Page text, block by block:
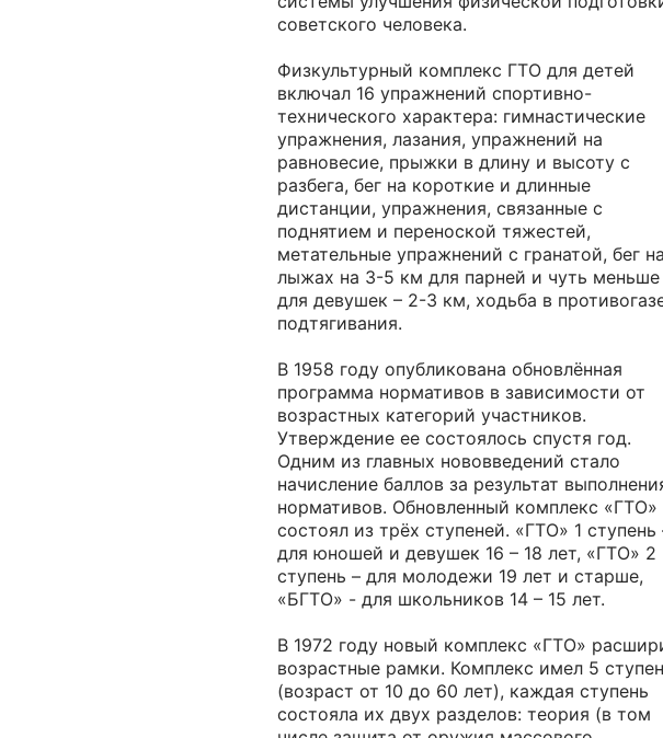
советского человека.
Физкультурный комплекс ГТО для детей
включал 16 упражнений спортивно-
технического характера: гимнастические
упражнения, лазания, упражнений на
равновесие, прыжки в длину и высоту с
разбега, бег на короткие и длинные
дистанции, упражнения, связанные с
поднятием и переноской тяжестей,
метательные упражнений с гранатой, бег на
лыжах на 3-5 км для парней и чуть меньше
для девушек – 2-3 км, ходьба в
подтягивания.
В 1958 году опубликована обновлённая
программа нормативов в зависимости от
возрастных категорий участников.
Утверждение ее состоялось спустя год.
Одним из главных нововведений стало
начисление баллов за результат
нормативов. Обновленный комплекс «ГТО»
состоял из трёх ступеней. «ГТО» 1 ступень
для юношей и девушек 16 – 18 лет, «ГТО» 2
ступень – для молодежи 19 лет и старше,
«БГТО» - для школьников 14 – 15 лет.
В 1972 году новый комплекс «ГТО»
возрастные рамки. Комплекс имел 5
(возраст от 10 до 60 лет), каждая ступень
состояла их двух разделов: теория (в том